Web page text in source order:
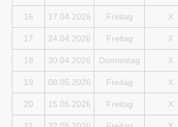
16 17.04.2026 Freitag X
17 24.04.2026 Freitag X
18 30.04.2026 Donnestag X
19 08.05.2026 Freitag X
20 15.05.2026 Freitag X